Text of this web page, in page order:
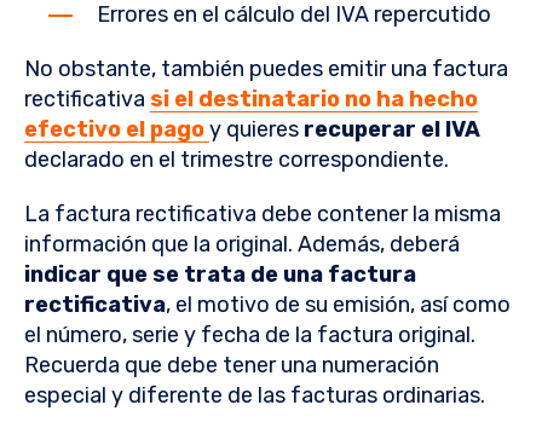
Errores en el cálculo del IVA repercutido
No obstante, también puedes emitir una factura
rectificativa si el destinatario no ha hecho
efectivo el pagoy quieres recuperar el IVA
declarado en el trimestre correspondiente.
La factura rectificativa debe contener la misma
información que la original. Además, deberá
indicar que se trata de una factura
rectificativa, el motivo de su emisión, así como
el número, serie y fecha de la factura original.
Recuerda que debe tener una numeración
especial y diferente de las facturas ordinarias.